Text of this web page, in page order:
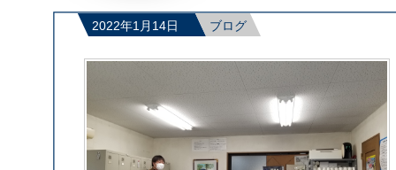
2022年1月14日 ブログ